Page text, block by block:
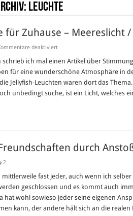
Leuchte
für Zuhause – Meereslicht
deaktiviertfür
für
–
Meereslicht
/
Ozeanlichter
schrieb ich mal einen Artikel über
für eine wunderschöne Atmosphäre in
Jellyfish-Leuchten waren dort das
unbedingt suche, ist ein Licht, welches
durch
2
mittlerweile fast jeder, auch wenn ich
geschlossen und es kommt auch
hat wohl sowieso jeder seine eigenen
kann, der andere hält sich an die